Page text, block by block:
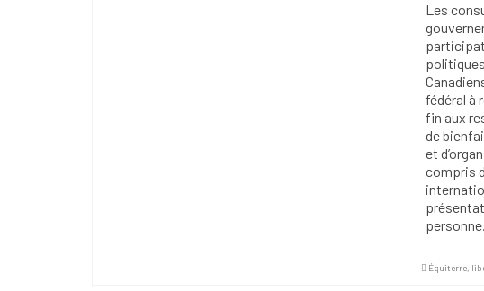
Les
fédéral à
fin aux
de
et
compris
personne.
Équiterre,